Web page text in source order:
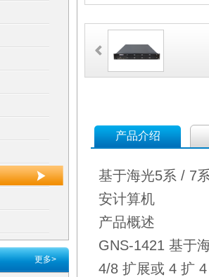
更多>
产品介绍
基于海光5系 / 7
安计算机
产品概述
GNS-1421 基于
4/8 扩展或 4 扩